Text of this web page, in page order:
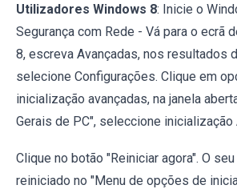
Utilizadores Windows 8: Inicie o
Segurança com Rede - Vá para o ecrã
8, escreva Avançadas, nos resultados
selecione Configurações. Clique em
inicialização avançadas, na janela
Gerais de PC", seleccione inicialização
Clique no botão "Reiniciar agora". O
reiniciado no "Menu de opções de